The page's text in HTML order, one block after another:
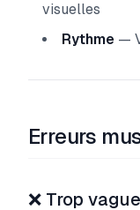
visuelles
Rythme —
Erreurs
❌ Trop vague